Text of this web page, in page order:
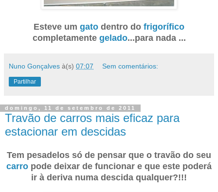
Esteve um gato dentro do frigorífico
completamente gelado...para nada ...
Nuno Gonçalves à(s) 07:07 Sem comentários:
Partilhar
domingo, 11 de setembro de 2011
Travão de carros mais eficaz para
estacionar em descidas
Tem pesadelos só de pensar que o travão do seu
carro pode deixar de funcionar e que este poderá
ir à deriva numa descida qualquer?!!!